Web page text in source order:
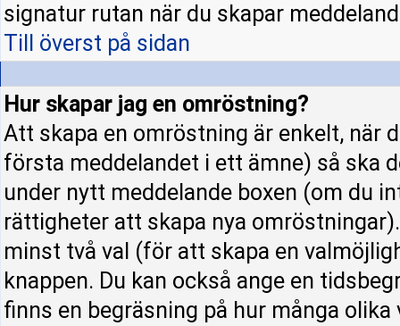
signatur rutan när du skapar
Till överst på sidan
Hur skapar jag en omröstning?
Att skapa en omröstning är enkelt, när
första meddelandet i ett ämne) så ska
under nytt meddelande boxen (om du
rättigheter att skapa nya
minst två val (för att skapa en
knappen. Du kan också ange en
finns en begräsning på hur många